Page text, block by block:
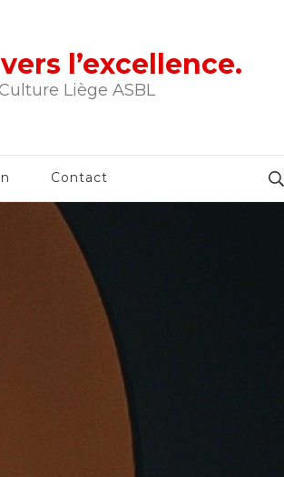
l’excellence.
Liège ASBL
Contact